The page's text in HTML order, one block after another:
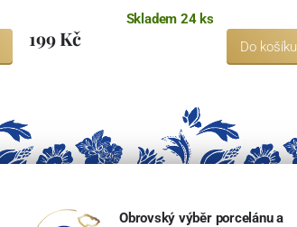
Skladem 24 ks
199 Kč Do košíku
Obrovský výběr porcelánu a